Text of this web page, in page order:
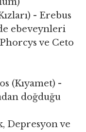
- Erebus
ebeveynleri
ve Ceto
(Kıyamet) -
doğduğu
Depresyon ve